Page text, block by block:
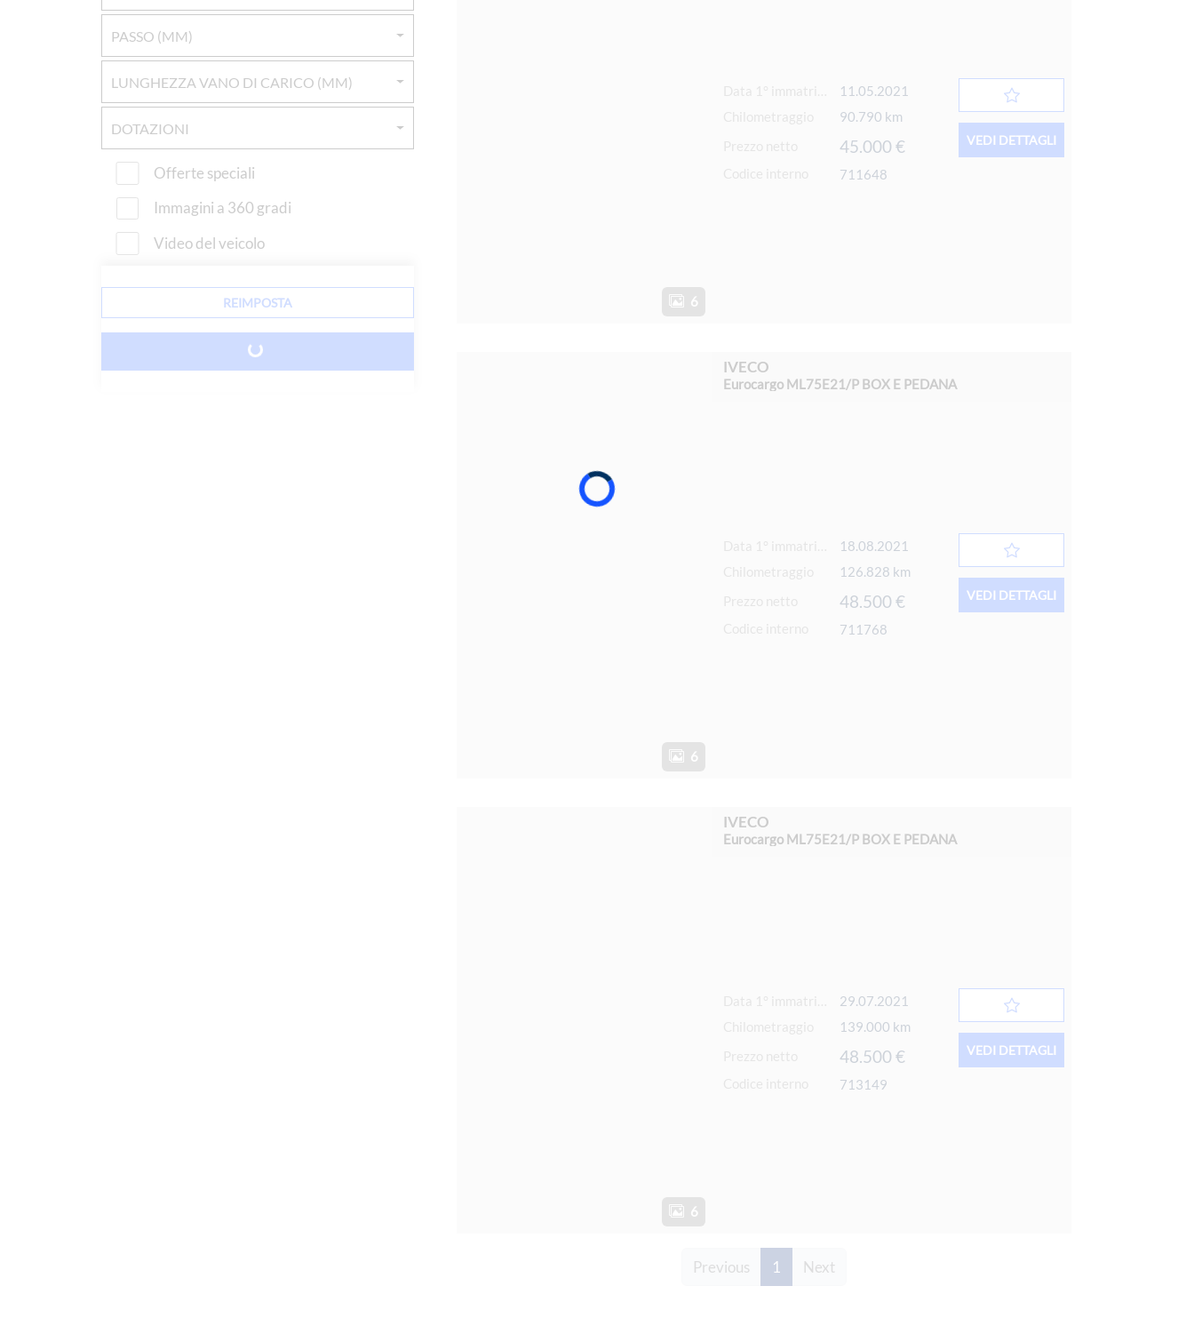
PASSO (MM)
LUNGHEZZA VANO DI CARICO (MM)
DOTAZIONI
Offerte speciali
Immagini a 360 gradi
Video del veicolo
REIMPOSTA
0 VEHICLES
6
11.05.2021
90.790 km
45.000 €
711648
VEDI DETTAGLI
6
IVECO
Eurocargo ML75E21/P BOX E PEDANA
18.08.2021
126.828 km
48.500 €
711768
VEDI DETTAGLI
6
IVECO
Eurocargo ML75E21/P BOX E PEDANA
29.07.2021
139.000 km
48.500 €
713149
VEDI DETTAGLI
Previous 1 (current)
Next